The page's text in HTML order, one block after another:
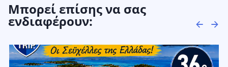
Μπορεί επίσης να σας
ενδιαφέρουν: